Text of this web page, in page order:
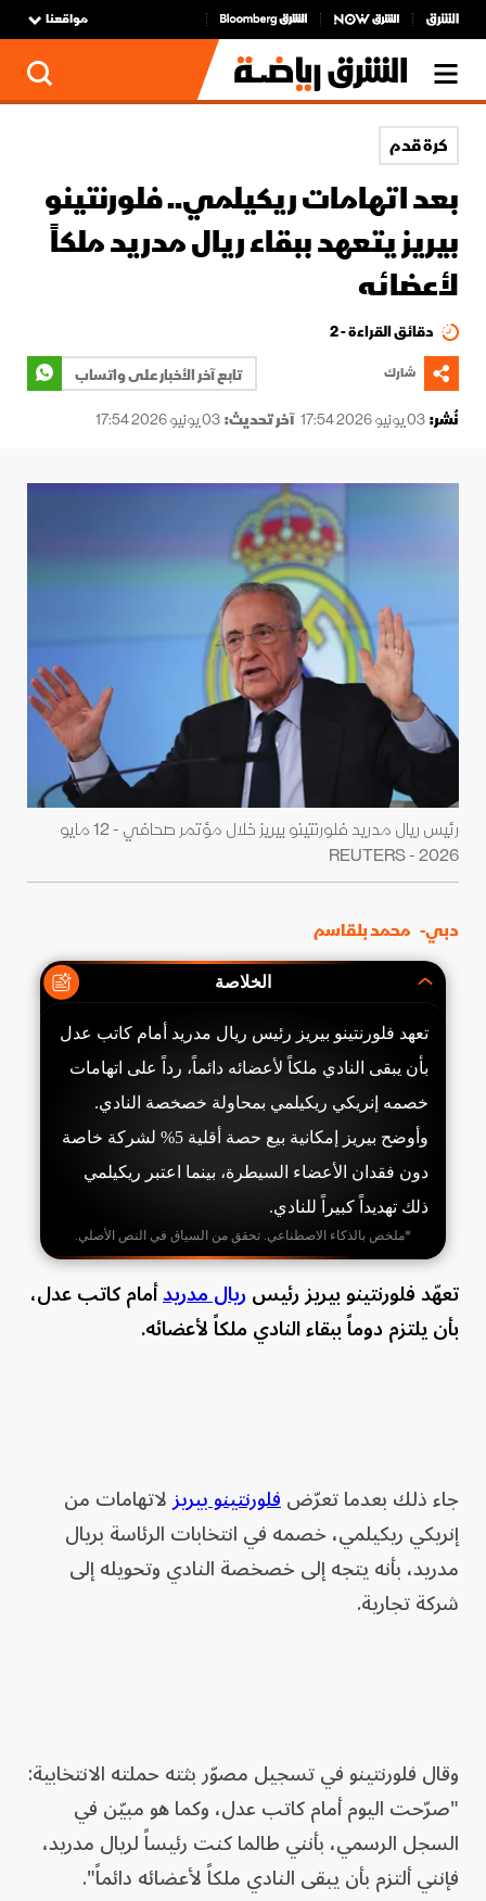
مواقعنا
كرة قدم
بعد اتهامات ريكيلمي.. فلورنتينو
بيريز يتعهد ببقاء ريال مدريد ملكاً
لأعضائه
دقائق القراءة - 2
شارك
تابع آخر الأخبار على واتساب
نُشر:03 يونيو 2026 17:54 آخر تحديث:03 يونيو 2026 17:54
رئيس ريال مدريد فلورنتينو بيريز خلال مؤتمر صحافي - 12 مايو
2026 - REUTERS
دبي- محمد بلقاسم
الخلاصة
تعهد فلورنتينو بيريز رئيس ريال مدريد أمام كاتب عدل
بأن يبقى النادي ملكاً لأعضائه دائماً، رداً على اتهامات
خصمه إنريكي ريكيلمي بمحاولة خصخصة النادي.
وأوضح بيريز إمكانية بيع حصة أقلية 5% لشركة خاصة
دون فقدان الأعضاء السيطرة، بينما اعتبر ريكيلمي
ذلك تهديداً كبيراً للنادي.
*ملخص بالذكاء الاصطناعي. تحقق من السياق في النص الأصلي.
تعهّد فلورنتينو بيريز رئيسريال مدريدأمام كاتب عدل،
بأن يلتزم دوماً ببقاء النادي ملكاً لأعضائه.
جاء ذلك بعدما تعرّضفلورنتينو بيريزلاتهامات من
إنريكي ريكيلمي، خصمه في انتخابات الرئاسة بريال
مدريد، بأنه يتجه إلى خصخصة النادي وتحويله إلى
شركة تجارية.
وقال فلورنتينو في تسجيل مصوّر بثته حملته الانتخابية:
"صرّحت اليوم أمام كاتب عدل، وكما هو مبيّن في
السجل الرسمي، بأنني طالما كنت رئيساً لريال مدريد،
فإنني ألتزم بأن يبقى النادي ملكاً لأعضائه دائماً".